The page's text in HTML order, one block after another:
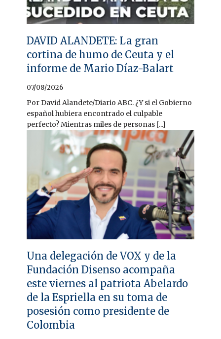
DAVID ALANDETE: La gran
cortina de humo de Ceuta y el
informe de Mario Díaz-Balart
07/08/2026
Por David Alandete/Diario ABC. ¿Y si el Gobierno
español hubiera encontrado el culpable
perfecto? Mientras miles de personas [...]
Una delegación de VOX y de la
Fundación Disenso acompaña
este viernes al patriota Abelardo
de la Espriella en su toma de
posesión como presidente de
Colombia